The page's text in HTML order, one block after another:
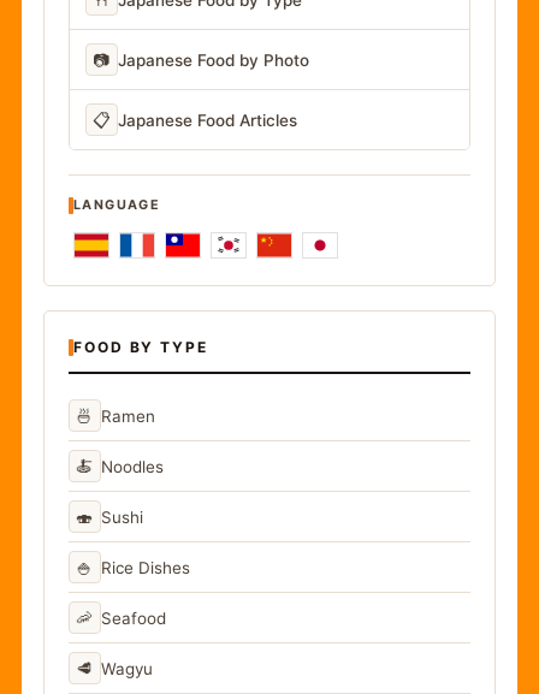
📷 Japanese Food by Photo
📋 Japanese Food Articles
LANGUAGE
FOOD BY TYPE
🍜 Ramen
🍝 Noodles
🍣 Sushi
🍚 Rice Dishes
🦐 Seafood
🥩 Wagyu